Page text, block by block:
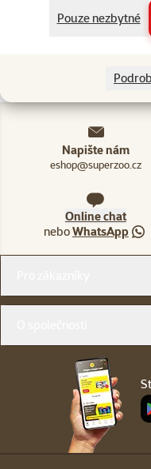
Pouze nezbytné
Napište nám
eshop@superzoo.cz
Online chat
neboWhatsApp